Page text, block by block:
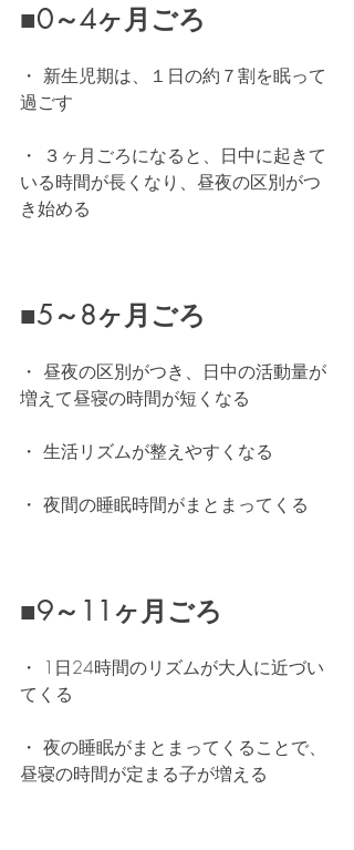
■0～4ヶ月ごろ
・ 新生児期は、１日の約７割を眠って
過ごす
・ ３ヶ月ごろになると、日中に起きて
いる時間が長くなり、昼夜の区別がつ
き始める
■5～8ヶ月ごろ
・ 昼夜の区別がつき、日中の活動量が
増えて昼寝の時間が短くなる
・ 生活リズムが整えやすくなる
・ 夜間の睡眠時間がまとまってくる
■9～11ヶ月ごろ
・ 1日24時間のリズムが大人に近づい
てくる
・ 夜の睡眠がまとまってくることで、
昼寝の時間が定まる子が増える